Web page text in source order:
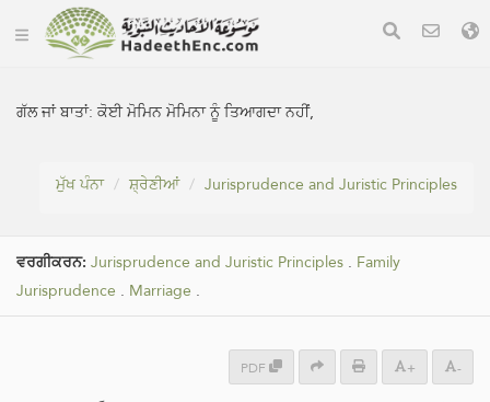
ਗੱਲ ਜਾਂ ਬਾਤਾਂ:ਕੋਈ ਮੋਮਿਨ ਮੋਮਿਨਾ ਨੂੰ ਤਿਆਗਦਾ ਨਹੀਂ,
ਮੁੱਖ ਪੰਨਾ ਸ਼੍ਰੇਣੀਆਂ Jurisprudence and Juristic Principles
ਵਰਗੀਕਰਨ: Jurisprudence and Juristic Principles . Family
Jurisprudence . Marriage .
PDF + -